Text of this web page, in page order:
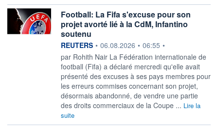
Football: La Fifa s'excuse pour son
projet avorté lié à la CdM, Infantino
soutenu
information fournie par
REUTERS • 06.08.2026 • 06:55 •
par Rohith Nair La Fédération internationale de
football (Fifa) a déclaré mercredi qu'elle avait
présenté des excuses à ses ‌pays membres pour
les erreurs commises concernant son projet,
désormais abandonné, de vendre une partie
des droits commerciaux de la Coupe ... Lire la
suite